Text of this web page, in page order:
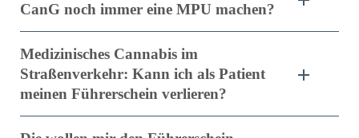
CanG noch immer eine MPU machen?
Medizinisches Cannabis im
Straßenverkehr: Kann ich als Patient
meinen Führerschein verlieren?